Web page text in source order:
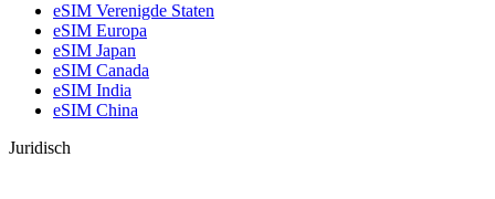
eSIM Verenigde Staten
eSIM Europa
eSIM Japan
eSIM Canada
eSIM India
eSIM China
Juridisch